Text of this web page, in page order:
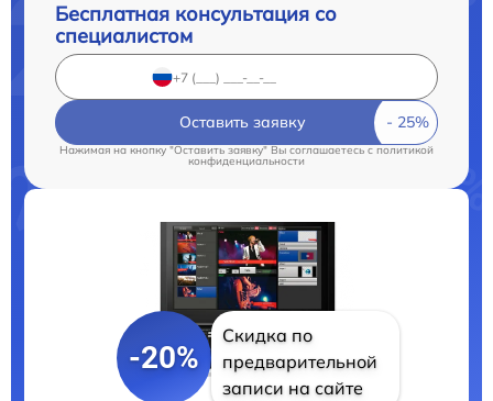
Бесплатная консультация со
специалистом
Оставить заявку
Нажимая на кнопку "Оставить заявку" Вы соглашаетесь c политикой
конфиденциальности
-20%
Скидка по
предварительной
записи на сайте